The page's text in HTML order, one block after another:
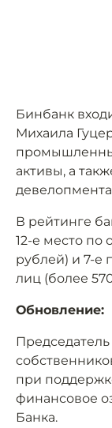
Бинбанк
Михаила
активы, а
В рейтинге
12-е место по
рублей) и 7-е
лиц (более
Обновление:
при
финансовое
Банка.